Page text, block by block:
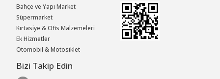
Bahçe ve Yapı Market
Süpermarket
Kırtasiye & Ofis Malzemeleri
Ek Hizmetler
Otomobil & Motosiklet
Bizi Takip Edin